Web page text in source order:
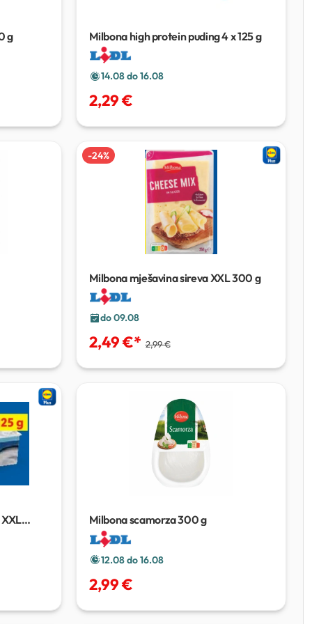
g Milbona high protein puding4 x 125 g
14.08 do 16.08
2,29 €
-24%
Milbona mješavina sireva XXL300 g
do 09.08
2,49 €* 2,99 €
Milbona scamorza300 g
12.08 do 16.08
2,99 €